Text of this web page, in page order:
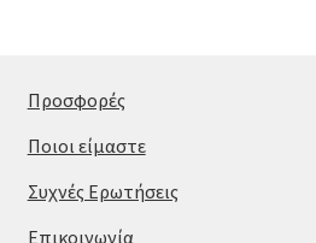
Προσφορές
Ποιοι είμαστε
Συχνές Ερωτήσεις
Επικοινωνία